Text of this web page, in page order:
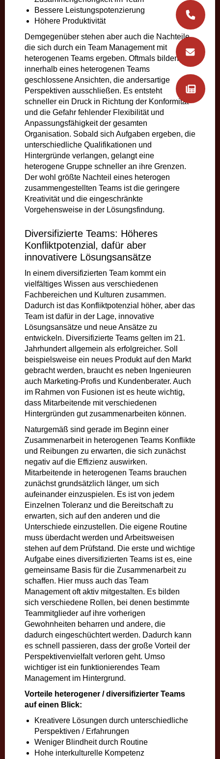
Bessere Leistungspotenzierung
Höhere Produktivität
Demgegenüber stehen aber auch die Nachteile,
die sich durch ein Team Management mit
heterogenen Teams ergeben. Oftmals bilden sich
innerhalb eines heterogenen Teams
geschlossene Ansichten, die andersartige
Perspektiven ausschließen. Es entsteht
schneller ein Druck in Richtung der Konformität
und die Gefahr fehlender Flexibilität und
Anpassungsfähigkeit der gesamten
Organisation. Sobald sich Aufgaben ergeben, die
unterschiedliche Qualifikationen und
Hintergründe verlangen, gelangt eine
heterogene Gruppe schneller an ihre Grenzen.
Der wohl größte Nachteil eines heterogen
zusammengestellten Teams ist die geringere
Kreativität und die eingeschränkte
Vorgehensweise in der Lösungsfindung.
Diversifizierte Teams: Höheres
Konfliktpotenzial, dafür aber
innovativere Lösungsansätze
In einem diversifizierten Team kommt ein
vielfältiges Wissen aus verschiedenen
Fachbereichen und Kulturen zusammen.
Dadurch ist das Konfliktpotenzial höher, aber das
Team ist dafür in der Lage, innovative
Lösungsansätze und neue Ansätze zu
entwickeln. Diversifizierte Teams gelten im 21.
Jahrhundert allgemein als erfolgreicher. Soll
beispielsweise ein neues Produkt auf den Markt
gebracht werden, braucht es neben Ingenieuren
auch Marketing-Profis und Kundenberater. Auch
im Rahmen von Fusionen ist es heute wichtig,
dass Mitarbeitende mit verschiedenen
Hintergründen gut zusammenarbeiten können.
Naturgemäß sind gerade im Beginn einer
Zusammenarbeit in heterogenen Teams Konflikte
und Reibungen zu erwarten, die sich zunächst
negativ auf die Effizienz auswirken.
Mitarbeitende in heterogenen Teams brauchen
zunächst grundsätzlich länger, um sich
aufeinander einzuspielen. Es ist von jedem
Einzelnen Toleranz und die Bereitschaft zu
erwarten, sich auf den anderen und die
Unterschiede einzustellen. Die eigene Routine
muss überdacht werden und Arbeitsweisen
stehen auf dem Prüfstand. Die erste und wichtige
Aufgabe eines diversifizierten Teams ist es, eine
gemeinsame Basis für die Zusammenarbeit zu
schaffen. Hier muss auch das Team
Management oft aktiv mitgestalten. Es bilden
sich verschiedene Rollen, bei denen bestimmte
Teammitglieder auf ihre vorherigen
Gewohnheiten beharren und andere, die
dadurch eingeschüchtert werden. Dadurch kann
es schnell passieren, dass der große Vorteil der
Perspektivenvielfalt verloren geht. Umso
wichtiger ist ein funktionierendes Team
Management im Hintergrund.
Vorteile heterogener / diversifizierter Teams
auf einen Blick:
Kreativere Lösungen durch unterschiedliche
Perspektiven / Erfahrungen
Weniger Blindheit durch Routine
Hohe interkulturelle Kompetenz